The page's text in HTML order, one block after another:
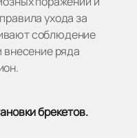
ухода за
соблюдение
внесение ряда
брекетов.